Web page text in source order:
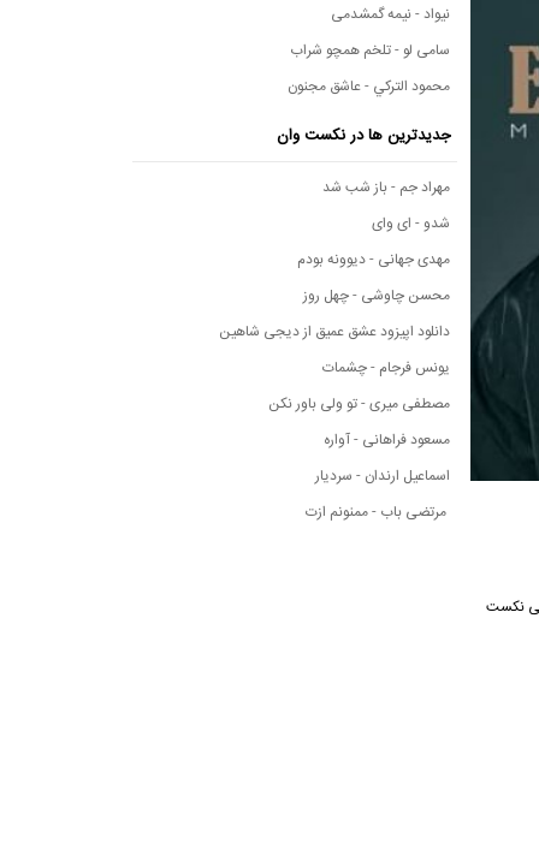
نکست
نیواد - نیمه گمشدمی
سامی لو - تلخم همچو شراب
محمود التركي - عاشق مجنون
جدیدترین ها در نکست وان
مهراد جم - باز شب شد
شدو - ای وای
مهدی جهانی - دیوونه بودم
محسن چاوشی - چهل روز
دانلود اپیزود عشق عمیق از دیجی شاهین
یونس فرجام - چشمات
مصطفی میری - تو ولی باور نکن
مسعود فراهانی - آواره
اسماعیل ارندان - سردیار
مرتضی باب - ممنونم ازت